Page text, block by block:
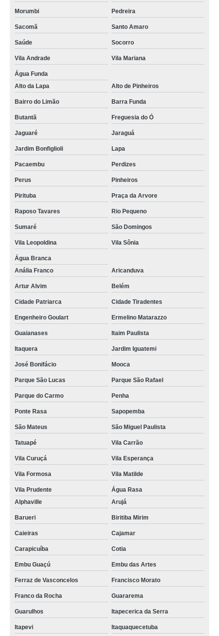
Morumbi Pedreira
Sacomã Santo Amaro
Saúde Socorro
Vila Andrade Vila Mariana
Água Funda
Alto da Lapa
Alto de Pinheiros
Bairro do Limão Barra Funda
Butantã Freguesia do Ó
Jaguaré Jaraguá
Jardim Bonfiglioli Lapa
Pacaembu Perdizes
Perus Pinheiros
Pirituba Praça da Arvore
Raposo Tavares Rio Pequeno
Sumaré São Domingos
Vila Leopoldina Vila Sônia
Água Branca
Anália Franco
Aricanduva
Artur Alvim Belém
Cidade Patriarca Cidade Tiradentes
Engenheiro Goulart Ermelino Matarazzo
Guaianases Itaim Paulista
Itaquera Jardim Iguatemi
José Bonifácio Mooca
Parque São Lucas Parque São Rafael
Parque do Carmo Penha
Ponte Rasa Sapopemba
São Mateus São Miguel Paulista
Tatuapé Vila Carrão
Vila Curuçá Vila Esperança
Vila Formosa Vila Matilde
Vila Prudente
Água Rasa
Alphaville
Arujá
Barueri Biritiba Mirim
Caieiras Cajamar
Carapicuíba Cotia
Embu Guaçú Embu das Artes
Ferraz de Vasconcelos Francisco Morato
Franco da Rocha Guararema
Guarulhos Itapecerica da Serra
Itapevi Itaquaquecetuba